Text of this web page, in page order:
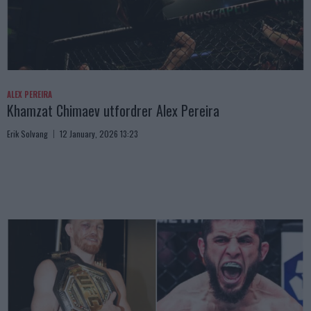
ALEX PEREIRA
Khamzat Chimaev utfordrer Alex Pereira
Erik Solvang 12 January, 2026 13:23